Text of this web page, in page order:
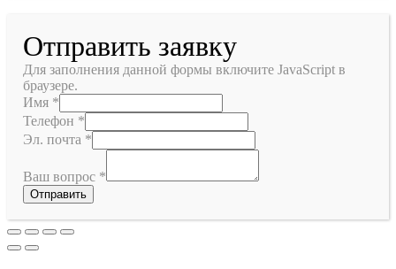
Отправить заявку
Для заполнения данной формы включите JavaScript в
браузере.
Имя *
Телефон *
Эл. почта *
Ваш вопрос *
Отправить